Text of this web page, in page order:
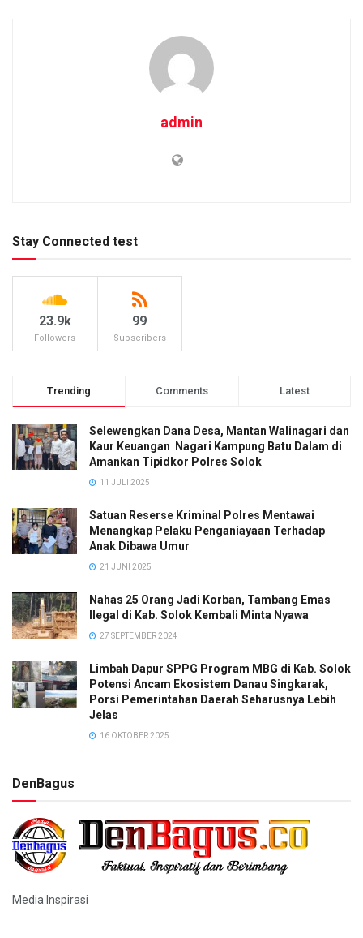
admin
Stay Connected test
23.9k
Followers
99
Subscribers
Trending Comments Latest
Selewengkan Dana Desa, Mantan Walinagari dan
Kaur Keuangan Nagari Kampung Batu Dalam di
Amankan Tipidkor Polres Solok
11 JULI 2025
Satuan Reserse Kriminal Polres Mentawai
Menangkap Pelaku Penganiayaan Terhadap
Anak Dibawa Umur
21 JUNI 2025
Nahas 25 Orang Jadi Korban, Tambang Emas
Ilegal di Kab. Solok Kembali Minta Nyawa
27 SEPTEMBER 2024
Limbah Dapur SPPG Program MBG di Kab. Solok
Potensi Ancam Ekosistem Danau Singkarak,
Porsi Pemerintahan Daerah Seharusnya Lebih
Jelas
16 OKTOBER 2025
DenBagus
Media Inspirasi